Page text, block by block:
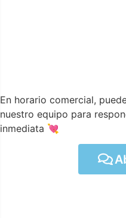
En horario comercial,
nuestro equipo para
inmediata 💘